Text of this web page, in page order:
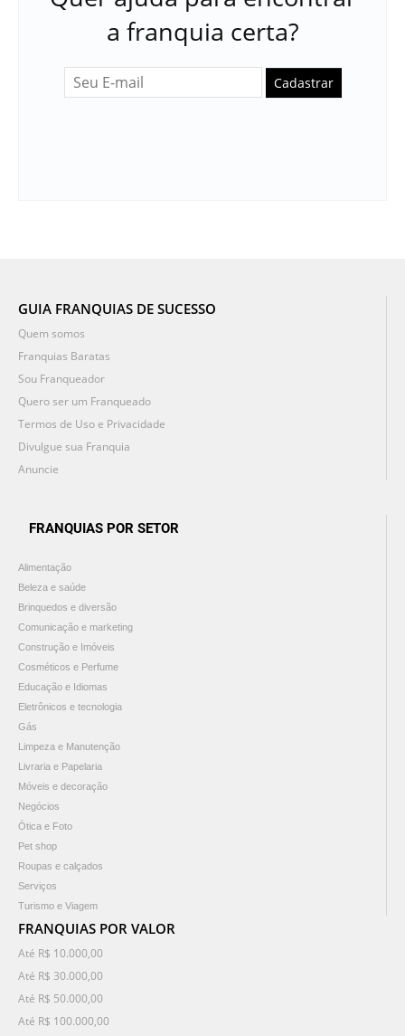
a franquia certa?
Cadastrar
GUIA FRANQUIAS DE SUCESSO
Quem somos
Franquias Baratas
Sou Franqueador
Quero ser um Franqueado
Termos de Uso e Privacidade
Divulgue sua Franquia
Anuncie
FRANQUIAS POR SETOR
Alimentação
Beleza e saúde
Brinquedos e diversão
Comunicação e marketing
Construção e Imóveis
Cosméticos e Perfume
Educação e Idiomas
Eletrônicos e tecnologia
Gás
Limpeza e Manutenção
Livraria e Papelaria
Móveis e decoração
Negócios
Ótica e Foto
Pet shop
Roupas e calçados
Serviços
Turismo e Viagem
FRANQUIAS POR VALOR
Até R$ 10.000,00
Até R$ 30.000,00
Até R$ 50.000,00
Até R$ 100.000,00